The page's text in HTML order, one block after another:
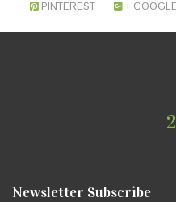
GOOGLE
PINTEREST
Newsletter Subscribe